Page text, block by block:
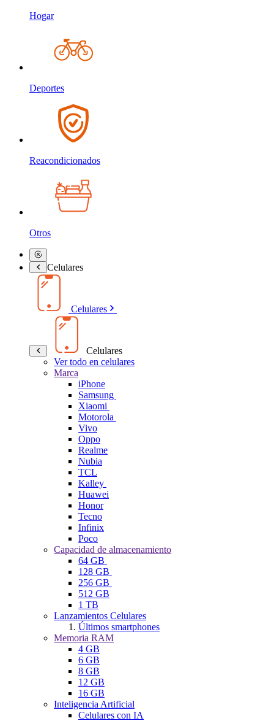
Hogar
Deportes
Reacondicionados
Otros
Celulares
Celulares
Celulares
Ver todo en celulares
Marca
iPhone
Samsung
Xiaomi
Motorola
Vivo
Oppo
Realme
Nubia
TCL
Kalley
Huawei
Honor
Tecno
Infinix
Poco
Capacidad de almacenamiento
64 GB
128 GB
256 GB
512 GB
1 TB
Lanzamientos Celulares
Últimos smartphones
Memoria RAM
4 GB
6 GB
8 GB
12 GB
16 GB
Inteligencia Artificial
Celulares con IA